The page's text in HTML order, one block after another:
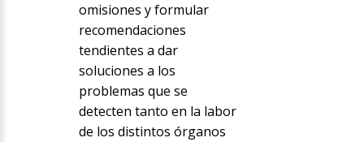
omisiones y formular
recomendaciones
tendientes a dar
soluciones a los
problemas que se
detecten tanto en la labor
de los distintos órganos